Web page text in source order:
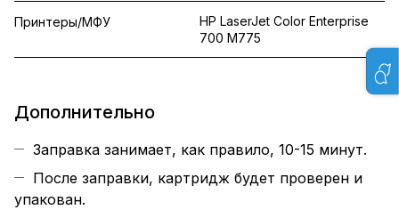
Принтеры/МФУ
HP LaserJet Color Enterprise
700 M775
Дополнительно
Заправка занимает, как правило, 10-15 минут.
После заправки, картридж будет проверен и
упакован.